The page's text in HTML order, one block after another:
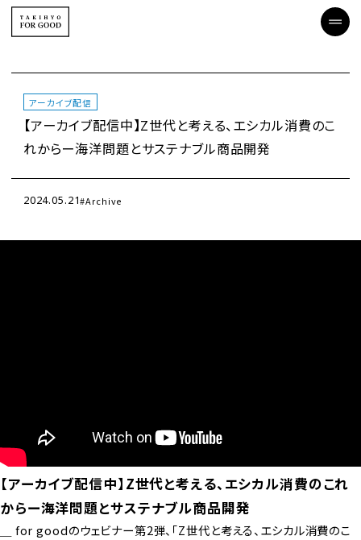
アーカイブ配信
【アーカイブ配信中】Z世代と考える、エシカル消費のこ
れからー海洋問題とサステナブル商品開発
2024.05.21 Archive
【アーカイブ配信中】Z世代と考える、エシカル消費のこれ
からー海洋問題とサステナブル商品開発
＿ for goodのウェビナー第2弾、「Z世代と考える、エシカル消費のこ